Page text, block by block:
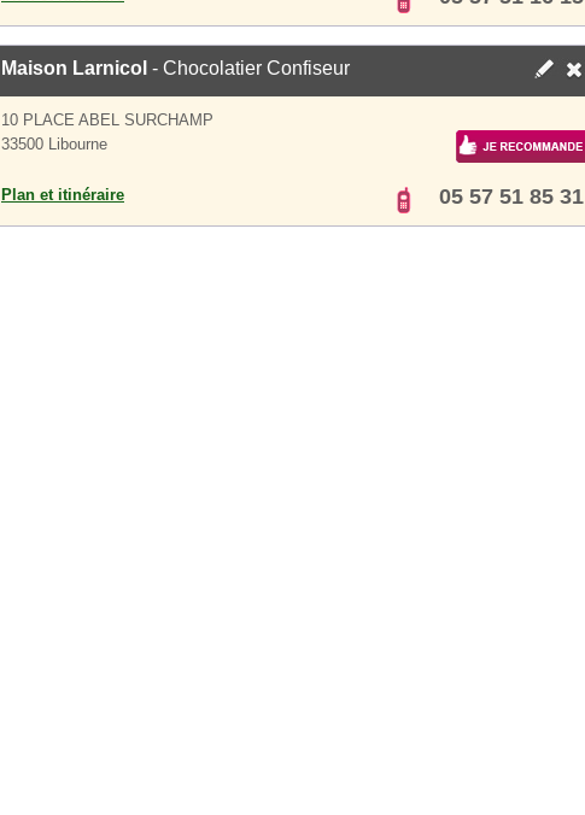
Maison Larnicol - Chocolatier Confiseur
10 PLACE ABEL SURCHAMP
33500 Libourne
Plan et itinéraire 05 57 51 85 31